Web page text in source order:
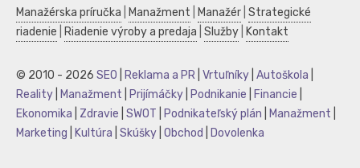
Manažérska príručka Manažment Manažér Strategické
riadenie
Riadenie výroby a predaja Služby Kontakt
© 2010 - 2026 SEO Reklama a PR Vrtuľníky Autoškola
Reality
Manažment Prijímáčky Podnikanie Financie
Ekonomika
Zdravie SWOT Podnikateľský plán Manažment
Marketing
Kultúra Skúšky Obchod Dovolenka